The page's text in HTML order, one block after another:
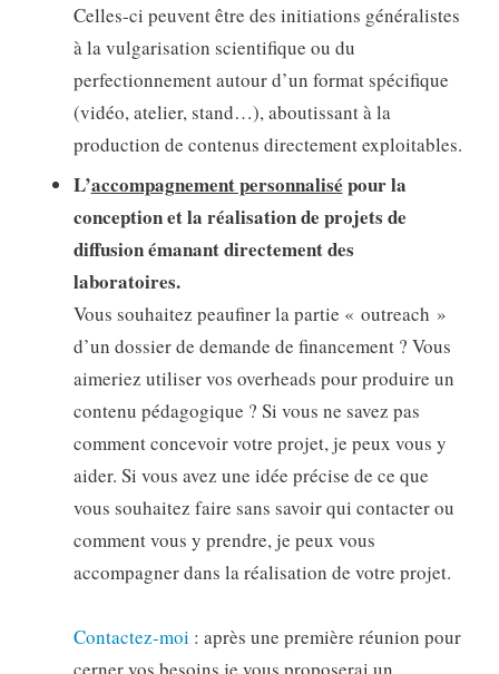
Celles-ci peuvent être des initiations généralistes
à la vulgarisation scientifique ou du
perfectionnement autour d’un format spécifique
(vidéo, atelier, stand…), aboutissant à la
production de contenus directement exploitables.
L’accompagnement personnalisé pour la
conception et la réalisation de projets de
diffusion émanant directement des
laboratoires.
Vous souhaitez peaufiner la partie « outreach »
d’un dossier de demande de financement ? Vous
aimeriez utiliser vos overheads pour produire un
contenu pédagogique ? Si vous ne savez pas
comment concevoir votre projet, je peux vous y
aider. Si vous avez une idée précise de ce que
vous souhaitez faire sans savoir qui contacter ou
comment vous y prendre, je peux vous
accompagner dans la réalisation de votre projet.
Contactez-moi : après une première réunion pour